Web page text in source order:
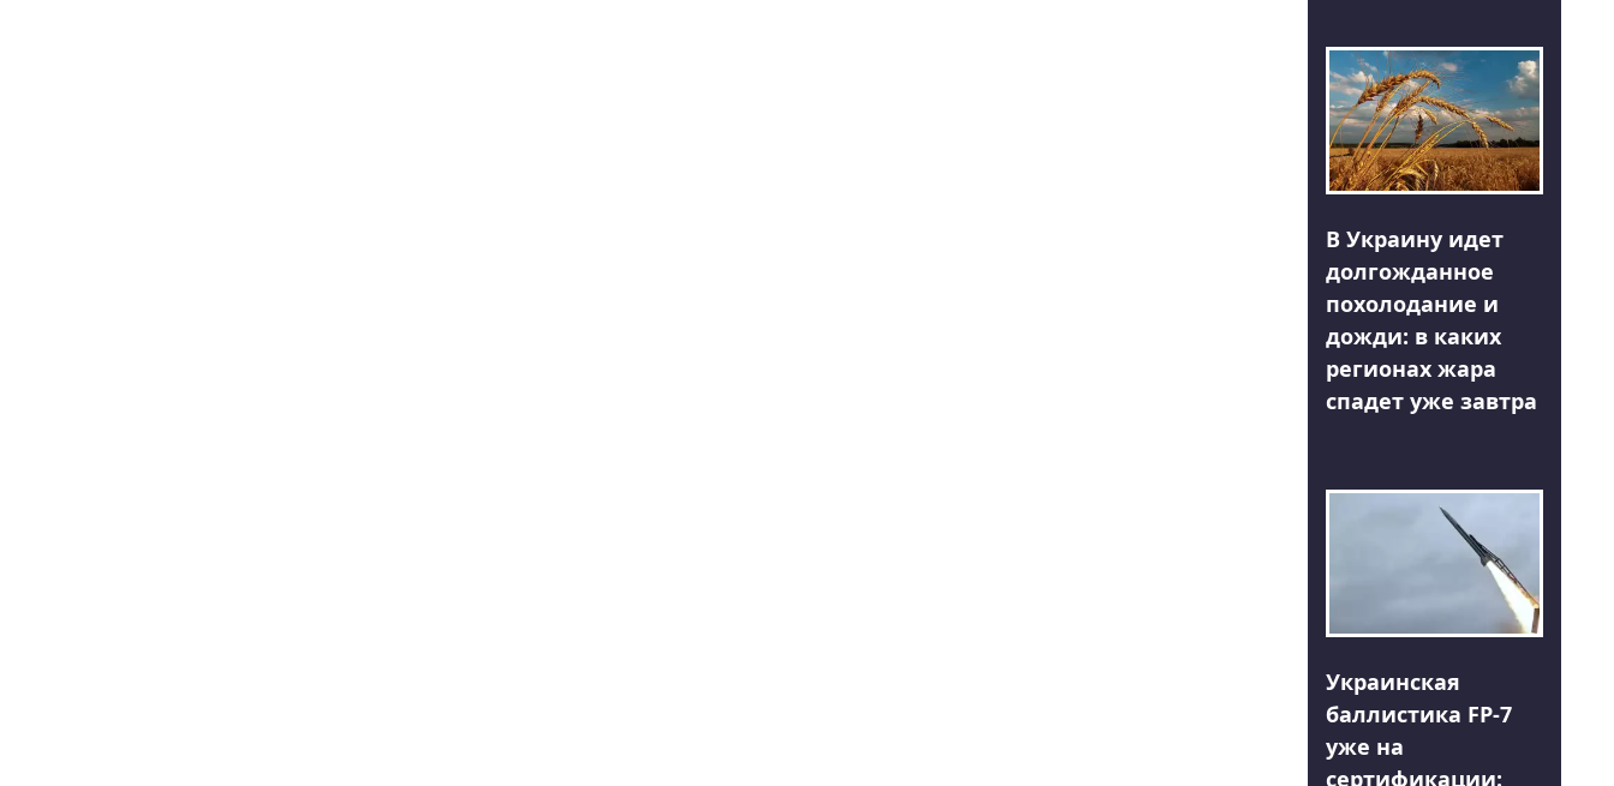
В Украину идет
долгожданное
похолодание и
дожди: в каких
регионах жара
спадет уже завтра
Украинская
баллистика FP-7
уже на
сертификации: